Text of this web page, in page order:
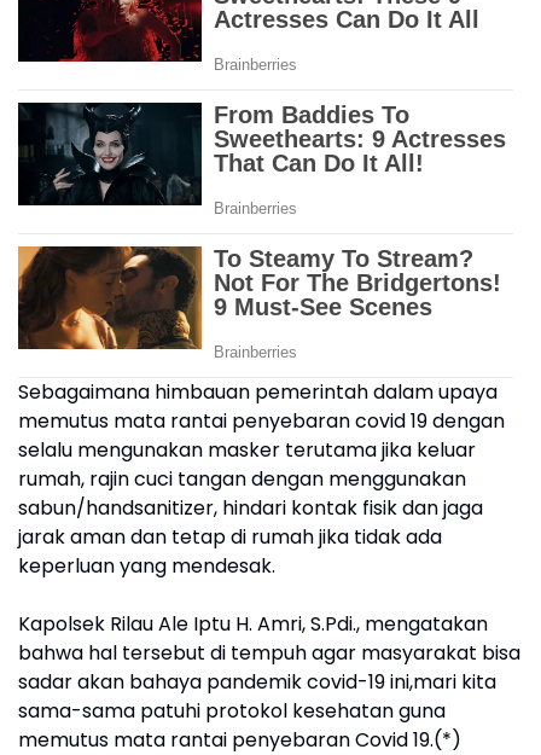
Sebagaimana himbauan pemerintah dalam upaya
memutus mata rantai penyebaran covid 19 dengan
selalu mengunakan masker terutama jika keluar
rumah, rajin cuci tangan dengan menggunakan
sabun/handsanitizer, hindari kontak fisik dan jaga
jarak aman dan tetap di rumah jika tidak ada
keperluan yang mendesak.
Kapolsek Rilau Ale Iptu H. Amri, S.Pdi., mengatakan
bahwa hal tersebut di tempuh agar masyarakat bisa
sadar akan bahaya pandemik covid-19 ini,mari kita
sama-sama patuhi protokol kesehatan guna
memutus mata rantai penyebaran Covid 19.(*)